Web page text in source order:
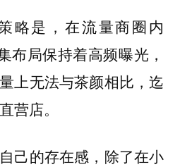
略是，在流量商圈内
布局保持着高频曝光，
上无法与茶颜相比，迄
营店。
己的存在感，除了在小